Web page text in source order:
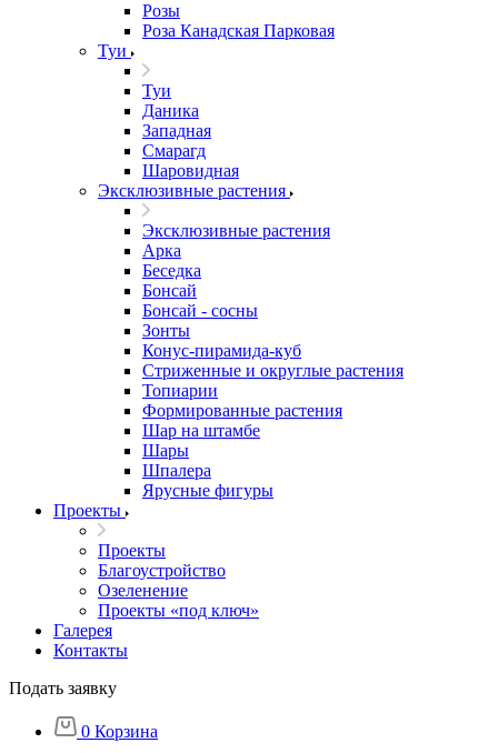
Розы
Роза Канадская Парковая
Туи
Туи
Даника
Западная
Смарагд
Шаровидная
Эксклюзивные растения
Эксклюзивные растения
Арка
Беседка
Бонсай
Бонсай - сосны
Зонты
Конус-пирамида-куб
Стриженные и округлые растения
Топиарии
Формированные растения
Шар на штамбе
Шары
Шпалера
Ярусные фигуры
Проекты
Проекты
Благоустройство
Озеленение
Проекты «под ключ»
Галерея
Контакты
Подать заявку
0 Корзина